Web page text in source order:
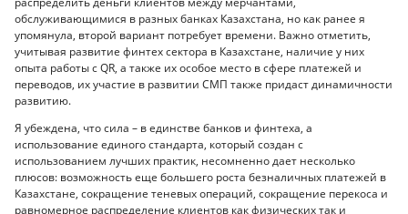
обслуживающимися в разных банках Казахстана, но как ранее я
упомянула, второй вариант потребует времени. Важно отметить,
учитывая развитие финтех сектора в Казахстане, наличие у них
опыта работы с QR, а также их особое место в сфере платежей и
переводов, их участие в развитии СМП также придаст динамичности
развитию.
Я убеждена, что сила – в единстве банков и финтеха, а
использование единого стандарта, который создан с
использованием лучших практик, несомненно дает несколько
плюсов: возможность еще большего роста безналичных платежей в
Казахстане, сокращение теневых операций, сокращение перекоса и
равномерное распределение клиентов как физических так и